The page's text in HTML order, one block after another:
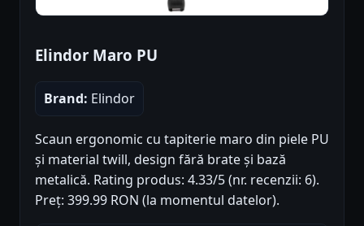
Elindor Maro PU
Brand: Elindor
Scaun ergonomic cu tapiterie maro din piele PU
și material twill, design fără brate și bază
metalică. Rating produs: 4.33/5 (nr. recenzii: 6).
Preț: 399.99 RON (la momentul datelor).